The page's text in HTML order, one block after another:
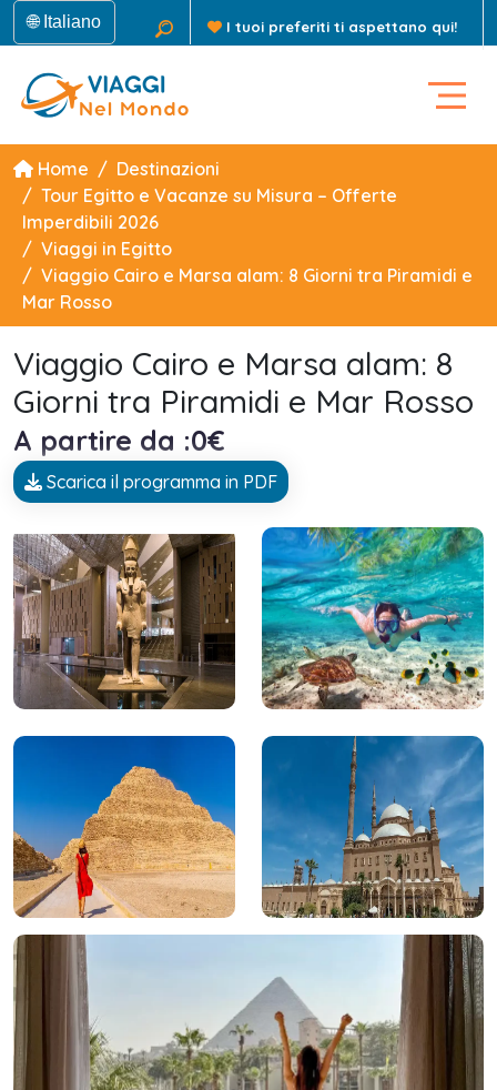
🌐 Italiano I tuoi preferiti ti aspettano qui!
Home
Destinazioni
Tour Egitto e Vacanze su Misura – Offerte
Imperdibili 2026
Viaggi in Egitto
Viaggio Cairo e Marsa alam: 8 Giorni tra Piramidi e
Mar Rosso
Viaggio Cairo e Marsa alam: 8
Giorni tra Piramidi e Mar Rosso
A partire da :0€
Scarica il programma in PDF